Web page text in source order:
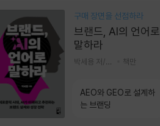
구매 장면을 선점하라
브랜드, AI의 언어로
말하라
책만
AEO와 GEO로 설계하
는 브랜딩